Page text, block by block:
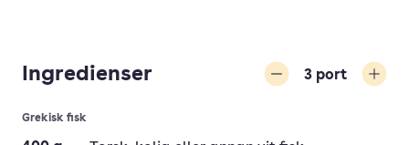
Ingredienser 3 port
Grekisk fisk